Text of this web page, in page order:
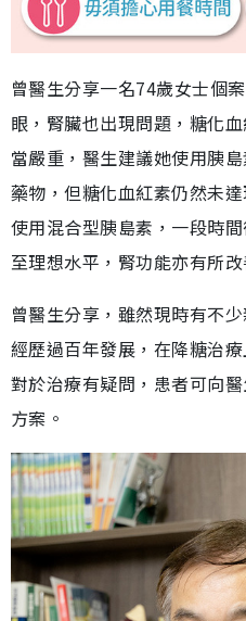
曾醫生分享一名74歲女士個
眼，腎臟也出現問題，糖化
當嚴重，醫生建議她使用胰
藥物，但糖化血紅素仍然未
使用混合型胰島素，一段時
至理想水平，腎功能亦有所改
曾醫生分享，雖然現時有不
經歷過百年發展，在降糖治
對於治療有疑問，患者可向
方案。